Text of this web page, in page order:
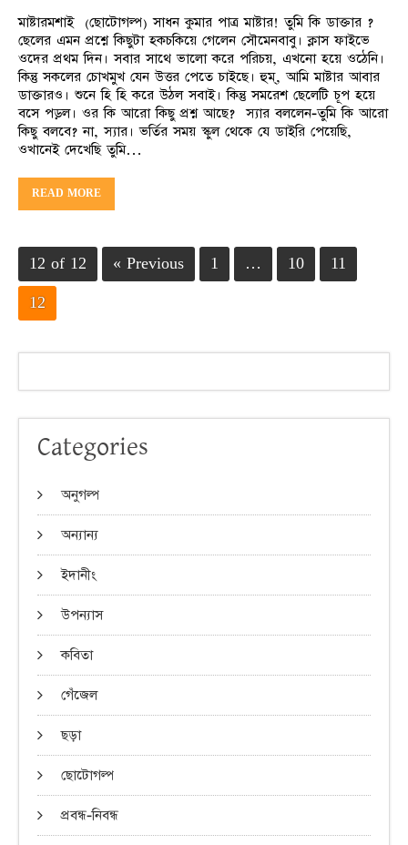
মাষ্টারমশাই (ছোটোগল্প) সাধন কুমার পাত্র মাষ্টার! তুমি কি ডাক্তার ?
ছেলের এমন প্রশ্নে কিছুটা হকচকিয়ে গেলেন সৌমেনবাবু। ক্লাস ফাইভে
ওদের প্রথম দিন। সবার সাথে ভালো করে পরিচয়, এখনো হয়ে ওঠেনি।
কিন্তু সকলের চোখমুখ যেন উত্তর পেতে চাইছে। হুম্, আমি মাষ্টার আবার
ডাক্তারও। শুনে হি হি করে উঠল সবাই। কিন্তু সমরেশ ছেলেটি চূপ হয়ে
বসে পড়ল। ওর কি আরো কিছু প্রশ্ন আছে? স্যার বললেন-তুমি কি আরো
কিছু বলবে? না, স্যার। ভর্তির সময় স্কুল থেকে যে ডাইরি পেয়েছি,
ওখানেই দেখেছি তুমি…
READ MORE
12 of 12 « Previous 1 … 10 11
12
Categories
অনুগল্প
অন্যান্য
ইদানীং
উপন্যাস
কবিতা
গেঁজেল
ছড়া
ছোটোগল্প
প্রবন্ধ-নিবন্ধ